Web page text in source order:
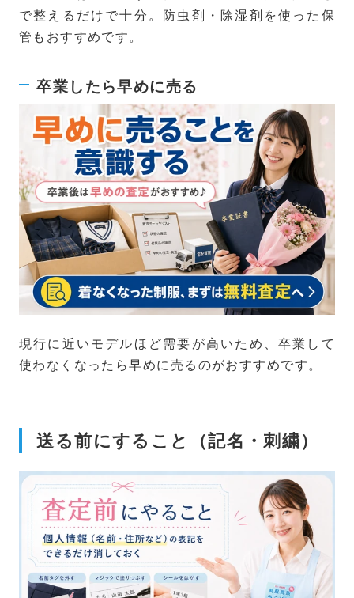
で整えるだけで十分。防虫剤・除湿剤を使った保
管もおすすめです。
卒業したら早めに売る
現行に近いモデルほど需要が高いため、卒業して
使わなくなったら早めに売るのがおすすめです。
送る前にすること（記名・刺繍）